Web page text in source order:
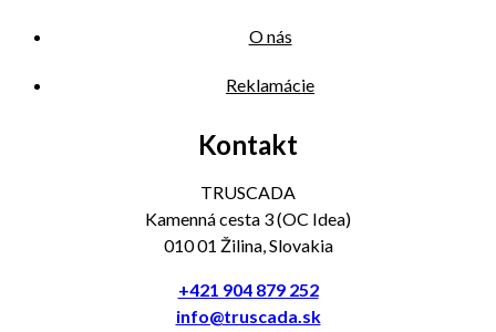
O nás
Reklamácie
Kontakt
TRUSCADA
Kamenná cesta 3 (OC Idea)
010 01 Žilina, Slovakia
+421 904 879 252
info@truscada.sk